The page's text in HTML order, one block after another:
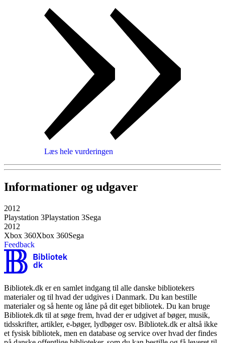
Læs hele vurderingen
Informationer og udgaver
2012
Playstation 3Playstation 3Sega
2012
Xbox 360Xbox 360Sega
Feedback
Bibliotek.dk er en samlet indgang til alle danske bibliotekers
materialer og til hvad der udgives i Danmark. Du kan bestille
materialer og så hente og låne på dit eget bibliotek. Du kan bruge
Bibliotek.dk til at søge frem, hvad der er udgivet af bøger, musik,
tidsskrifter, artikler, e-bøger, lydbøger osv. Bibliotek.dk er altså ikke
et fysisk bibliotek, men en database og service over hvad der findes